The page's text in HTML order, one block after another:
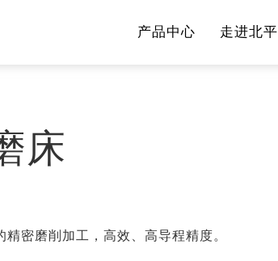
产品中心 走进北平
床
密磨削加工，高效、高导程精度。